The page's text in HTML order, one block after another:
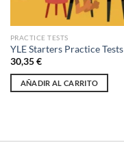
PRACTICE TESTS
YLE Starters Practice Tests
30,35€
AÑADIR AL CARRITO